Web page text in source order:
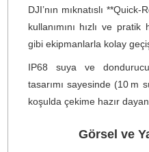
sayesinde hem gün
etkileyici performans
Neden
kullanım alanı**